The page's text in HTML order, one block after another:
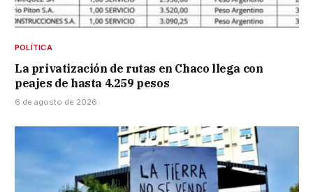
POLÍTICA
La privatización de rutas en Chaco llega con
peajes de hasta 4.259 pesos
6 de agosto de 2026